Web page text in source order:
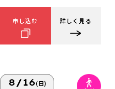
申し込む 詳しく見る
8/16(日)